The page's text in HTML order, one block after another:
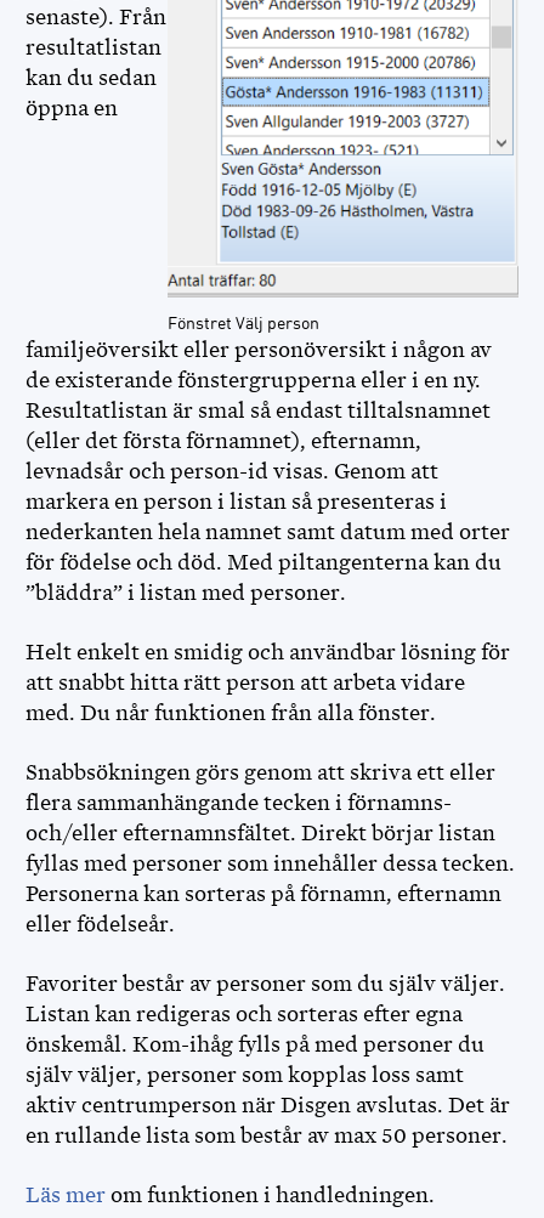
Fönstret Välj person
senaste). Från
resultatlistan
kan du sedan
öppna en
familjeöversikt eller personöversikt i någon av
de existerande fönstergrupperna eller i en ny.
Resultatlistan är smal så endast tilltalsnamnet
(eller det första förnamnet), efternamn,
levnadsår och person-id visas. Genom att
markera en person i listan så presenteras i
nederkanten hela namnet samt datum med orter
för födelse och död. Med piltangenterna kan du
”bläddra” i listan med personer.
Helt enkelt en smidig och användbar lösning för
att snabbt hitta rätt person att arbeta vidare
med. Du når funktionen från alla fönster.
Snabbsökningen görs genom att skriva ett eller
flera sammanhängande tecken i förnamns-
och/eller efternamnsfältet. Direkt börjar listan
fyllas med personer som innehåller dessa tecken.
Personerna kan sorteras på förnamn, efternamn
eller födelseår.
Favoriter består av personer som du själv väljer.
Listan kan redigeras och sorteras efter egna
önskemål. Kom-ihåg fylls på med personer du
själv väljer, personer som kopplas loss samt
aktiv centrumperson när Disgen avslutas. Det är
en rullande lista som består av max 50 personer.
Läs mer om funktionen i handledningen.